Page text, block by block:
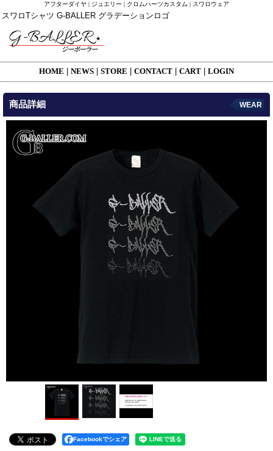
アフターダイヤ | ジュエリー | クロムハーツカスタム | スワロウェア
スワロTシャツ G-BALLER グラデーションロゴ
HOME NEWS STORE CONTACT CART LOGIN
商品詳細 WEAR
Facebookでシェア